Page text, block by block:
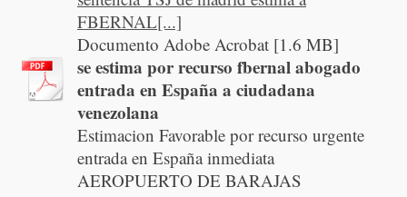
FBERNAL[...]
Documento Adobe Acrobat [1.6 MB]
se estima por recurso fbernal abogado
entrada en España a ciudadana
venezolana
Estimacion Favorable por recurso urgente
entrada en España inmediata
AEROPUERTO DE BARAJAS